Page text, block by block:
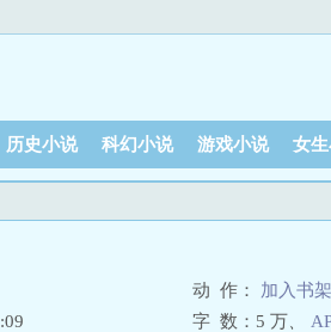
历史小说 科幻小说 游戏小说 女
动 作： 加入书架
字 数： 5 万